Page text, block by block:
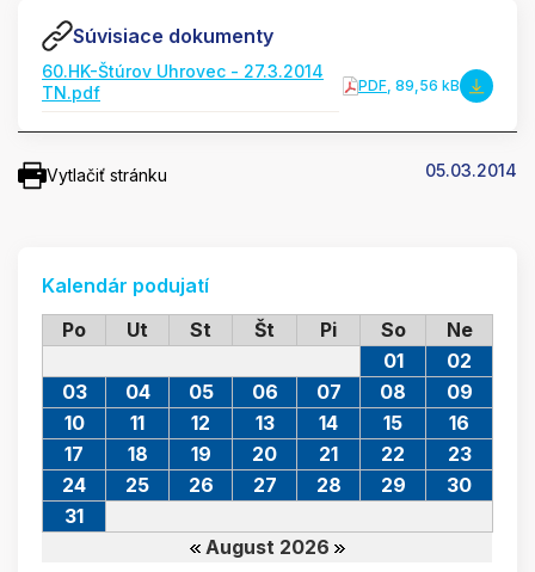
Súvisiace dokumenty
60.HK-Štúrov Uhrovec - 27.3.2014
TN.pdf
PDF, 89,56 kB
Vytlačiť stránku 05.03.2014
Kalendár podujatí
Po
Ut St Št Pi So Ne
August 2026
01
02
03
04 05 06 07 08
09
10
11 12 13 14 15
16
17
18 19 20 21 22
23
24
25 26 27 28 29
30
31